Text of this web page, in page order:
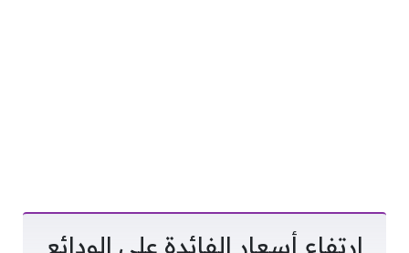
ارتفاع أسعار الفائدة على الودائع